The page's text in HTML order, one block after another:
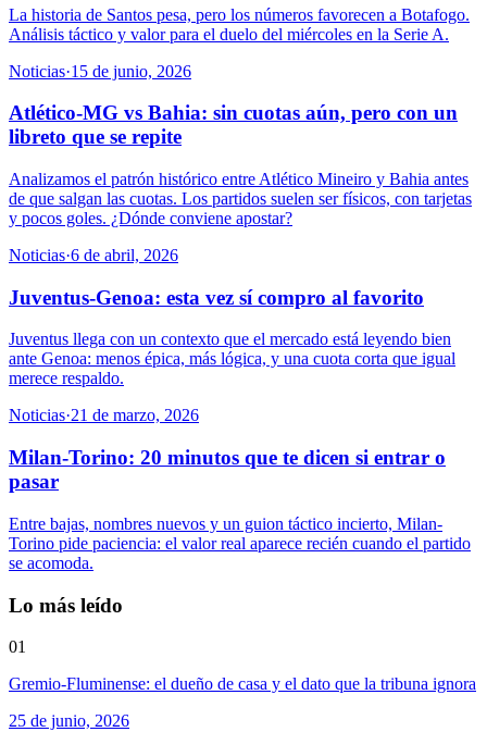
La historia de Santos pesa, pero los números favorecen a Botafogo.
Análisis táctico y valor para el duelo del miércoles en la Serie A.
Noticias·15 de junio, 2026
Atlético-MG vs Bahia: sin cuotas aún, pero con un
libreto que se repite
Analizamos el patrón histórico entre Atlético Mineiro y Bahia antes
de que salgan las cuotas. Los partidos suelen ser físicos, con tarjetas
y pocos goles. ¿Dónde conviene apostar?
Noticias·6 de abril, 2026
Juventus-Genoa: esta vez sí compro al favorito
Juventus llega con un contexto que el mercado está leyendo bien
ante Genoa: menos épica, más lógica, y una cuota corta que igual
merece respaldo.
Noticias·21 de marzo, 2026
Milan-Torino: 20 minutos que te dicen si entrar o
pasar
Entre bajas, nombres nuevos y un guion táctico incierto, Milan-
Torino pide paciencia: el valor real aparece recién cuando el partido
se acomoda.
Lo más leído
01
Gremio-Fluminense: el dueño de casa y el dato que la tribuna ignora
25 de junio, 2026